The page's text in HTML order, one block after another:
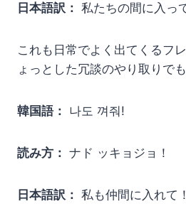
日本語訳： 私たちの間に入っ
これも日常でよく出てくるフ
ょっとした冗談のやり取りでも
韓国語： 나도 껴줘!
読み方： ナド ッキョジョ！
日本語訳： 私も仲間に入れて！